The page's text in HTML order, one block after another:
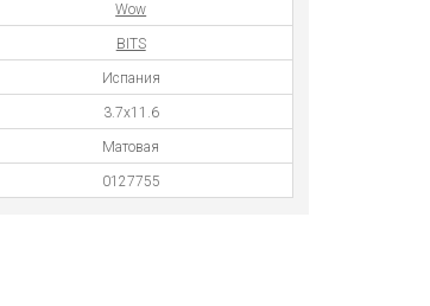
Wow
BITS
Испания
3.7х11.6
Матовая
0127755